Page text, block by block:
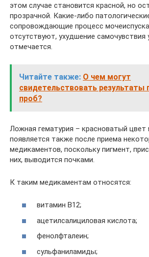
этом случае становится красной, но
прозрачной. Какие-либо
сопровождающие процесс
отсутствуют, ухудшение самочувствия
отмечается.
Читайте также: О чем могут
свидетельствовать результаты
проб?
Ложная гематурия – красноватый цвет
появляется также после приема
медикаментов, поскольку пигмент,
них, выводится почками.
К таким медикаментам относятся:
витамин В12;
ацетилсалициловая кислота;
фенолфталеин;
сульфаниламиды;